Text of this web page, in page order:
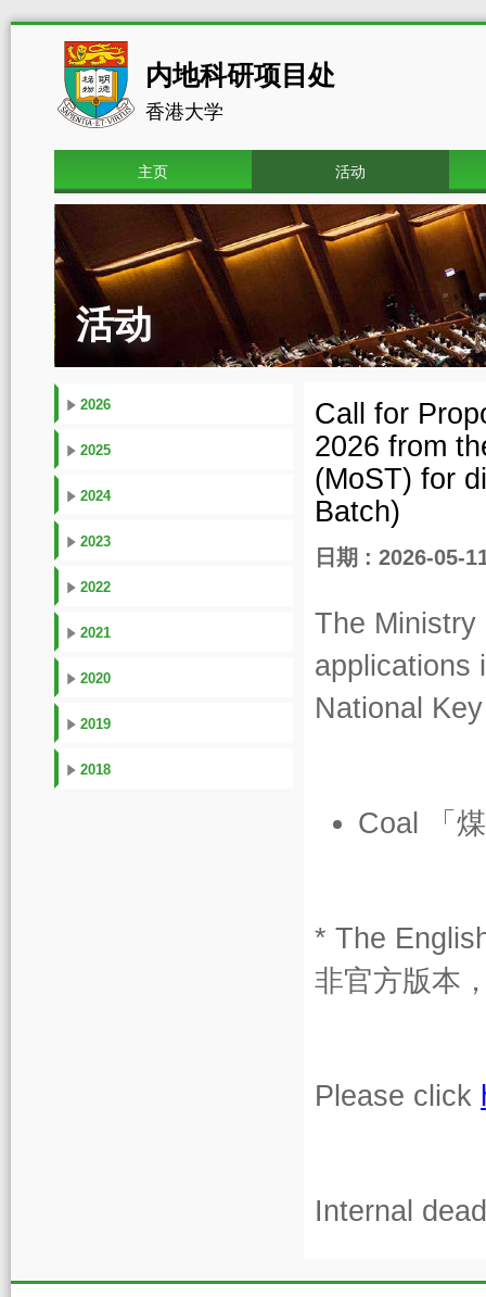
内地科研项目处
香港大学
主页 活动
活动
2026
2025
2024
2023
2022
2021
2020
2019
2018
Call for
2026 from
(MoST) for
Batch)
日期 : 2026-05-
The Ministry
applications
National
Coal 「
* The
非官方版本
Please click
Internal